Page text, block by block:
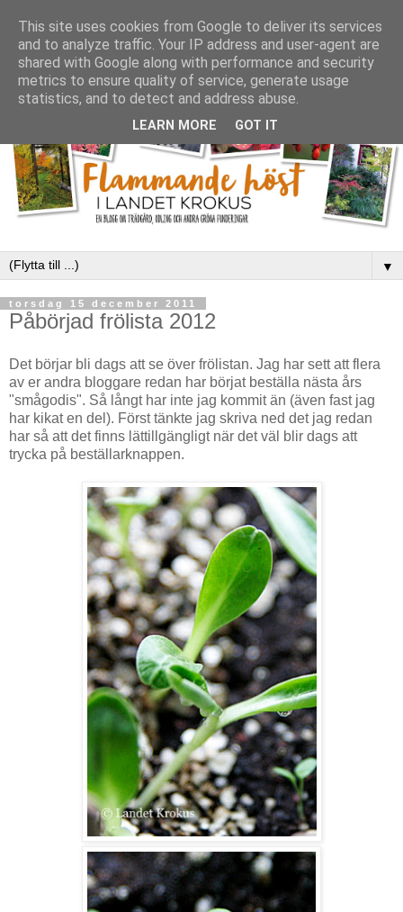
▼
torsdag 15 december 2011
Påbörjad frölista 2012
Det börjar bli dags att se över frölistan. Jag har sett att flera
av er andra bloggare redan har börjat beställa nästa års
"smågodis". Så långt har inte jag kommit än (även fast jag
har kikat en del). Först tänkte jag skriva ned det jag redan
har så att det finns lättillgängligt när det väl blir dags att
trycka på beställarknappen.
This site uses cookies from Google to deliver its services
and to analyze traffic. Your IP address and user-agent are
shared with Google along with performance and security
metrics to ensure quality of service, generate usage
statistics, and to detect and address abuse.
LEARN MORE GOT IT